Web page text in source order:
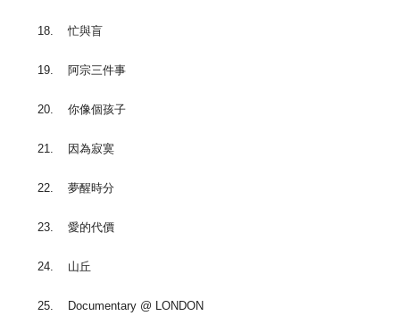
18. 忙與盲
19. 阿宗三件事
20. 你像個孩子
21. 因為寂寞
22. 夢醒時分
23. 愛的代價
24. 山丘
25. Documentary @ LONDON